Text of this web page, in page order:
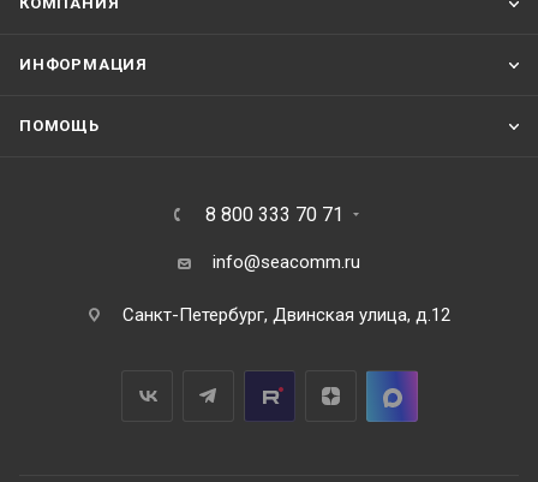
ИНФОРМАЦИЯ
ПОМОЩЬ
8 800 333 70 71
info@seacomm.ru
Санкт-Петербург, Двинская улица, д.12